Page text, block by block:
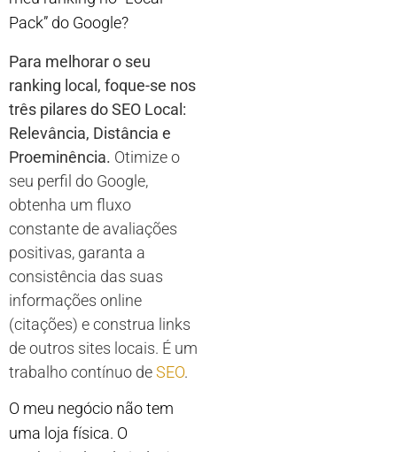
Pack” do Google?
Para melhorar o seu
ranking local, foque-se nos
três pilares do SEO Local:
Relevância, Distância e
Proeminência. Otimize o
seu perfil do Google,
obtenha um fluxo
constante de avaliações
positivas, garanta a
consistência das suas
informações online
(citações) e construa links
de outros sites locais. É um
trabalho contínuo deSEO.
O meu negócio não tem
uma loja física. O